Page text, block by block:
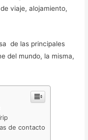
viaje, alojamiento,
de las principales
del mundo, la misma,
de contacto